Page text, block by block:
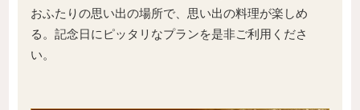
おふたりの思い出の場所で、思い出の料理が楽しめ
る。記念日にピッタリなプランを是非ご利用くださ
い。